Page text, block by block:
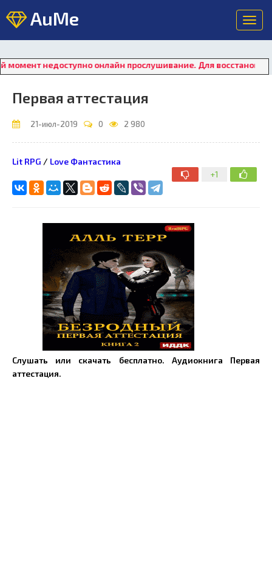
AuMe
онлайн прослушивание. Для восстановления
Первая аттестация
21-июл-2019 0 2 980
+1
Lit RPG / Love Фантастика
Слушать или скачать бесплатно. Аудиокнига Первая
аттестация.